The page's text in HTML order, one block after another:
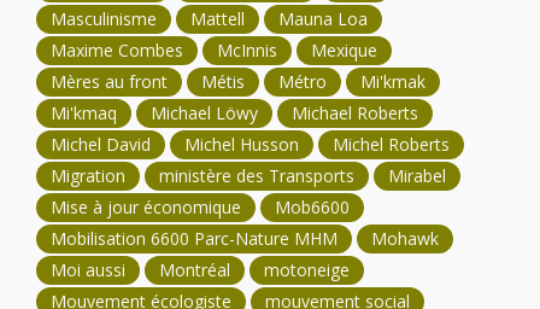
Masculinisme
Mattell
Mauna Loa
Maxime Combes
McInnis
Mexique
Mères au front
Métis Métro
Mi'kmak
Mi'kmaq
Michael Löwy
Michael Roberts
Michel David
Michel Husson
Michel Roberts
Migration
ministère des Transports
Mirabel
Mise à jour économique
Mob6600
Mobilisation 6600 Parc-Nature MHM
Mohawk
Moi aussi
Montréal
motoneige
Mouvement écologiste
mouvement social